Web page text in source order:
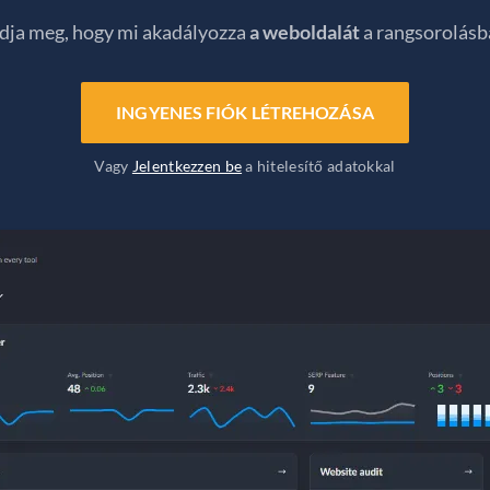
meg, hogy mi akadályozzaa weboldaláta
INGYENES FIÓK LÉTREHOZÁSA
Vagy Jelentkezzen bea hitelesítő adatokkal